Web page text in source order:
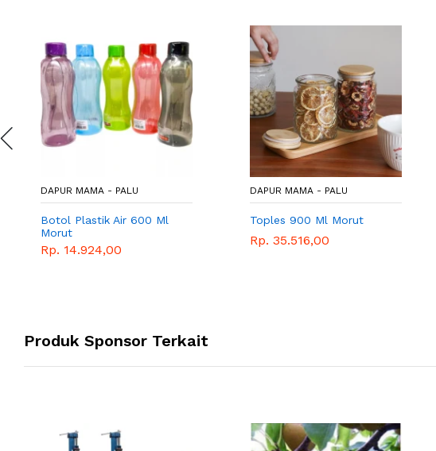
DAPUR MAMA - PALU
Botol Plastik Air 600 Ml
Morut
Rp. 14.924,00
DAPUR MAMA - PALU
Toples 900 Ml Morut
Rp. 35.516,00
Produk Sponsor Terkait